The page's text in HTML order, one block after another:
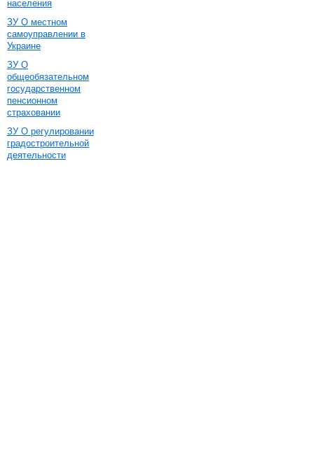
населения
ЗУ О местном
самоуправлении в
Украине
ЗУ О
общеобязательном
государственном
пенсионном
страховании
ЗУ О регулировании
градостроительной
деятельности